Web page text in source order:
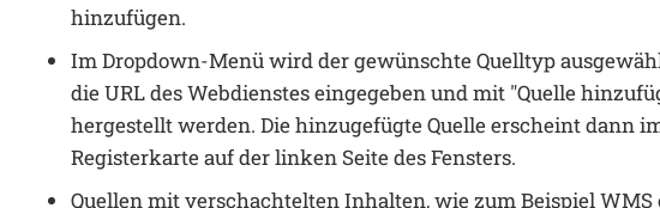
hinzufügen.
Im Dropdown-Menü wird der gewünschte Quelltyp
die URL des Webdienstes eingegeben und mit "Quelle
hergestellt werden. Die hinzugefügte Quelle erscheint dann
Registerkarte auf der linken Seite des Fensters.
Quellen mit verschachtelten Inhalten, wie zum Beispiel